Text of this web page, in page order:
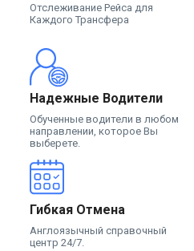
Отслеживание Рейса для
Каждого Трансфера
Надежные Водители
Обученные водители в любом
направлении, которое Вы
выберете.
Гибкая Отмена
Англоязычный справочный
центр 24/7.